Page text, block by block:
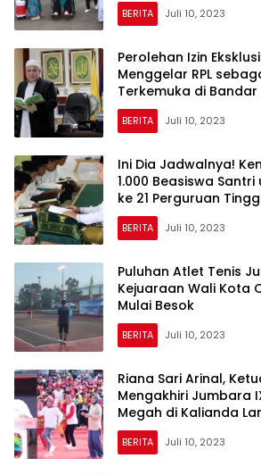
BERITA Juli 10, 2023
Perolehan Izin
Menggelar RPL
Terkemuka di Bandar
BERITA Juli 10, 2023
Ini Dia Jadwalnya!
1.000 Beasiswa
ke 21 Perguruan
Juga!
BERITA Juli 10, 2023
Puluhan Atlet Tenis
Kejuaraan Wali Kota
Mulai Besok
BERITA Juli 10, 2023
Riana Sari Arinal,
Mengakhiri Jumbara
Megah di Kalianda
BERITA Juli 10, 2023